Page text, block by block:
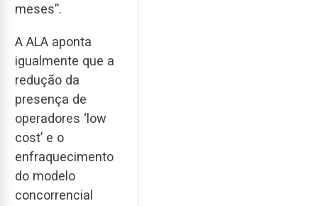
meses”.
A ALA aponta
igualmente que a
redução da
presença de
operadores ‘low
cost’ e o
enfraquecimento
do modelo
concorrencial